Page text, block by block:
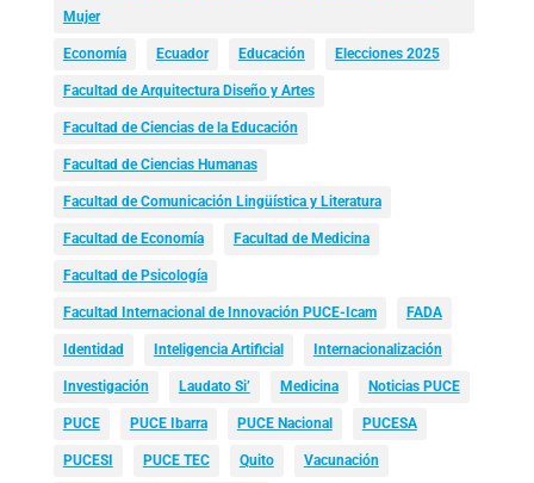
Mujer
Economía Ecuador Educación Elecciones 2025
Facultad de Arquitectura Diseño y Artes
Facultad de Ciencias de la Educación
Facultad de Ciencias Humanas
Facultad de Comunicación Lingüística y Literatura
Facultad de Economía Facultad de Medicina
Facultad de Psicología
Facultad Internacional de Innovación PUCE-Icam FADA
Identidad Inteligencia Artificial Internacionalización
Investigación Laudato Si’ Medicina Noticias PUCE
PUCE PUCE Ibarra PUCE Nacional PUCESA
PUCESI PUCE TEC Quito Vacunación